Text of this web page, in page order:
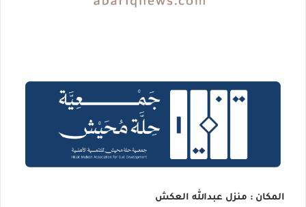
المكان : منزل عبدالله العكش